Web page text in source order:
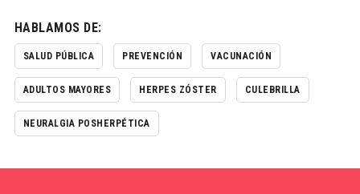
HABLAMOS DE:
SALUD PÚBLICA PREVENCIÓN VACUNACIÓN
ADULTOS MAYORES HERPES ZÓSTER CULEBRILLA
NEURALGIA POSHERPÉTICA